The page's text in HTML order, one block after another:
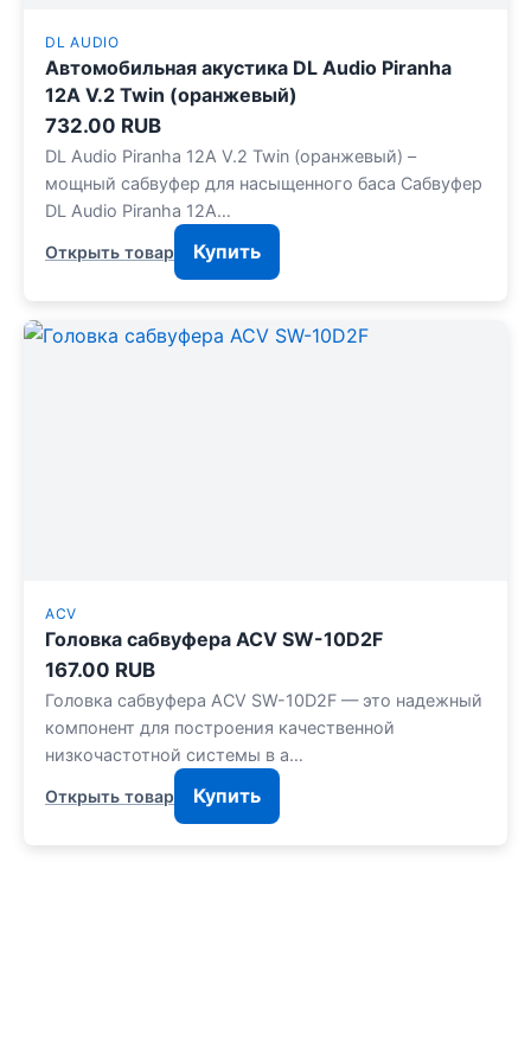
DL AUDIO
Автомобильная акустика DL Audio Piranha
12A V.2 Twin (оранжевый)
732.00 RUB
DL Audio Piranha 12A V.2 Twin (оранжевый) –
мощный сабвуфер для насыщенного баса Сабвуфер
DL Audio Piranha 12A…
Открыть товар Купить
ACV
Головка сабвуфера ACV SW-10D2F
167.00 RUB
Головка сабвуфера ACV SW-10D2F — это надежный
компонент для построения качественной
низкочастотной системы в а…
Открыть товар Купить